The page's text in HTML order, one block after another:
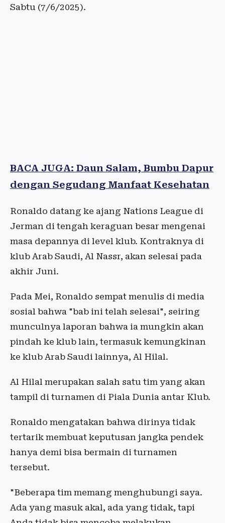
Sabtu (7/6/2025).
BACA JUGA: Daun Salam, Bumbu Dapur
dengan Segudang Manfaat Kesehatan
Ronaldo datang ke ajang Nations League di
Jerman di tengah keraguan besar mengenai
masa depannya di level klub. Kontraknya di
klub Arab Saudi, Al Nassr, akan selesai pada
akhir Juni.
Pada Mei, Ronaldo sempat menulis di media
sosial bahwa "bab ini telah selesai", seiring
munculnya laporan bahwa ia mungkin akan
pindah ke klub lain, termasuk kemungkinan
ke klub Arab Saudi lainnya, Al Hilal.
Al Hilal merupakan salah satu tim yang akan
tampil di turnamen di Piala Dunia antar Klub.
Ronaldo mengatakan bahwa dirinya tidak
tertarik membuat keputusan jangka pendek
hanya demi bisa bermain di turnamen
tersebut.
"Beberapa tim memang menghubungi saya.
Ada yang masuk akal, ada yang tidak, tapi